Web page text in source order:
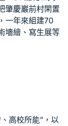
肇慶巖前村閑置
一年來組建70
墻繪、寫生展等
高校所能”，以